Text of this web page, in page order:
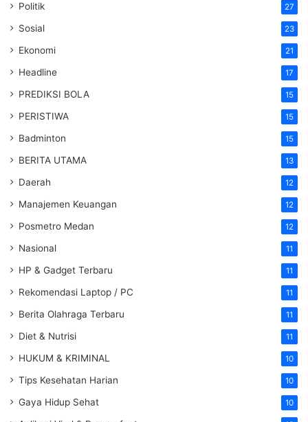
Politik 27
Sosial 23
Ekonomi 21
Headline 17
PREDIKSI BOLA 15
PERISTIWA 15
Badminton 15
BERITA UTAMA 13
Daerah 12
Manajemen Keuangan 12
Posmetro Medan 12
Nasional 11
HP & Gadget Terbaru 11
Rekomendasi Laptop / PC 11
Berita Olahraga Terbaru 11
Diet & Nutrisi 11
HUKUM & KRIMINAL 10
Tips Kesehatan Harian 10
Gaya Hidup Sehat 10